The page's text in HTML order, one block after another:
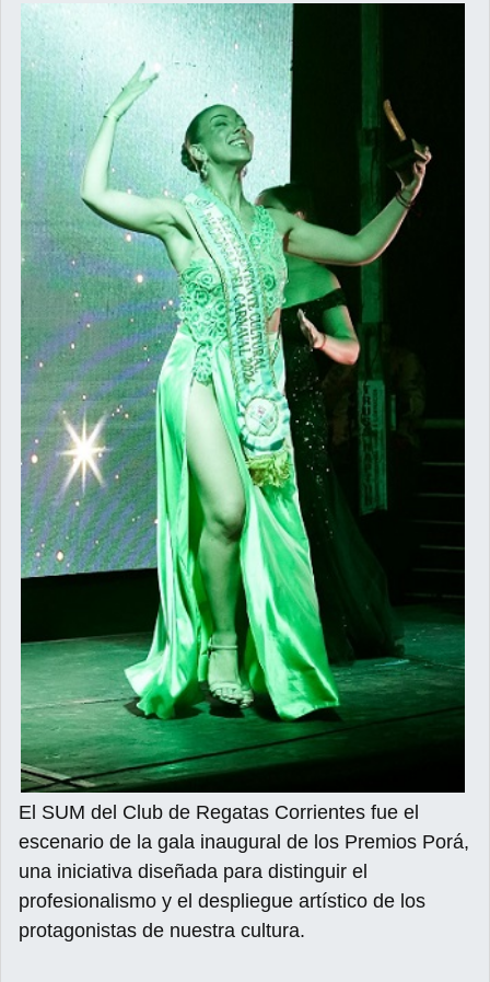
El SUM del Club de Regatas Corrientes fue el
escenario de la gala inaugural de los Premios Porá,
una iniciativa diseñada para distinguir el
profesionalismo y el despliegue artístico de los
protagonistas de nuestra cultura.